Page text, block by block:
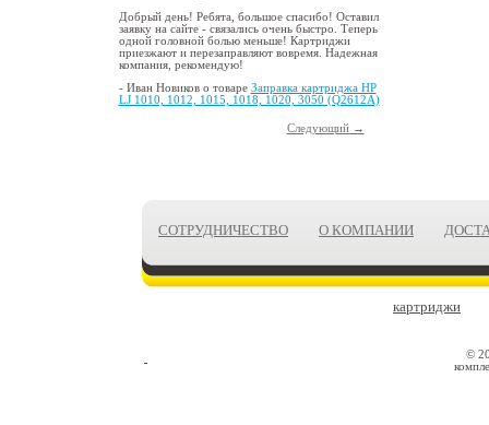
Добрый день! Ребята, большое спасибо! Оставил
заявку на сайте - связались очень быстро. Теперь
одной головной болью меньше! Картриджи
приезжают и перезаправляют вовремя. Надежная
компания, рекомендую!
- Иван Новиков о товаре Заправка картриджа HP
LJ 1010, 1012, 1015, 1018, 1020, 3050 (Q2612A)
Следующий →
СОТРУДНИЧЕСТВО О КОМПАНИИ
картриджи
©